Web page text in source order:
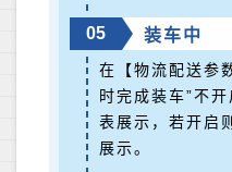
05 装车中
在【物流配送参
时完成装车”不
表展示，若开启
展示。